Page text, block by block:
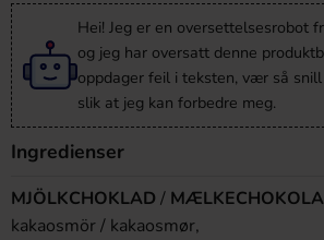
Hei! Jeg er en oversettelsesrobot
og jeg har oversatt denne
oppdager feil i teksten, vær så snill
slik at jeg kan forbedre meg.
Ingredienser
MJÖLKCHOKLAD /
kakaosmör / kakaosmør,